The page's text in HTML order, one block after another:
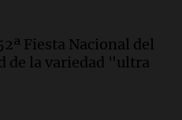
tras nueve
asilo político
Fiesta Nacional del
de la variedad "ultra